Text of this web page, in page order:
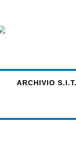
ARCHIVIO S.I.T.